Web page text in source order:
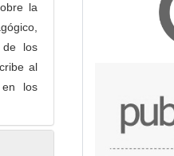
la
de los
al
en los